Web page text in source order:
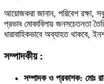
আয়োজকরা জানান, পরিবেশ রক্ষা,
প্রভাব মোকাবিলায় জনসচেতনতা
ধারাবাহিকভাবে অব্যাহত থাকবে,
সম্পাদকীয় :
সম্পাদক ও প্রকাশক: মোঃ